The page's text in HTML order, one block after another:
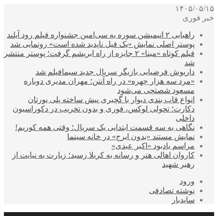
۱۴۰۵/۰۵/۱۵
خبر فوری
راهیابی ۲ انیمیشن سوره به سی‌امین جشنواره فیلم رود آیلند
پوستر اصلی نمایش «یک فیل ناپدید شده است» رونمایی شد
فیلم کوتاه «مینا» ۲ جایزه از راه ابریشم گرفت؛ پوستر منتشر
شد
داریوش فرضیایی بازیگر سریال جدید سیمافیلم شد
«مرد سه هزار چهره» در راه آنتن؛ مهران مدیری دوباره
مسعود شصتچی می‌شود
انواع قاب بندی دیوار با گچبری پیش ساخته پلی یورتان
دکارت؛ تحولی لوکس، فوری و بدون تخریب در دکوراسیون
داخلی
نگاهی به سه قسمت ابتدایی یک سریال؛ وقتی همه کوریم!
نمایش مستند «بدون ایرج» در خانه سینما
مراسم یادبود «اکبر عبدی»
کاروان اهالی هنر و رسانه به کربلا رسید؛ زیارت به نیایت از
رهبر شهید
ورود
نوشته تصادفی
سایدبار